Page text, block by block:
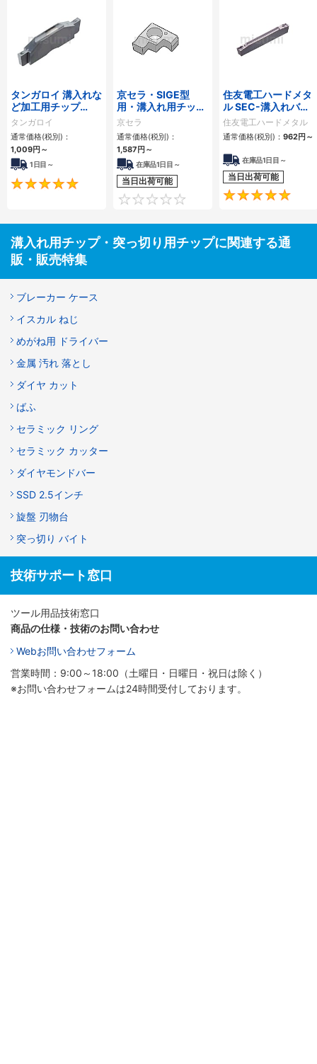
タンガロイ 溝入れな
ど加工用チップ
DG□/DT□/SG□
タンガロイ
通常価格(税別)：
1,009円 ～
1日目～
5
京セラ・SIGE型
用・溝入れ用チッ
プ・突っ切り用チッ
プ
京セラ
通常価格(税別)：
1,587円 ～
在庫品1日目～
当日出荷可能
0
住友電工ハードメタ
ル SEC-溝入れバイ
トGND型用インサー
ト
住友電工ハードメタル
通常価格(税別)： 962円 ～
在庫品1日目～
当日出荷可能
溝入れ用チップ・突っ切り用チップに関連する通
販・販売特集
ブレーカー ケース
イスカル ねじ
めがね用 ドライバー
金属 汚れ 落とし
ダイヤ カット
ばふ
セラミック リング
セラミック カッター
ダイヤモンドバー
SSD 2.5インチ
旋盤 刃物台
突っ切り バイト
技術サポート窓口
ツール用品技術窓口
商品の仕様・技術のお問い合わせ
Webお問い合わせフォーム
営業時間：9:00～18:00（土曜日・日曜日・祝日は除く）
※お問い合わせフォームは24時間受付しております。